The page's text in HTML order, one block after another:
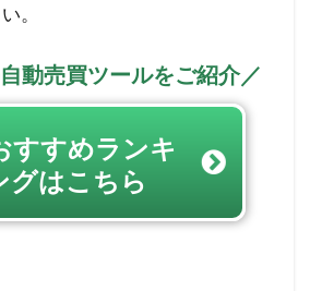
。
動売買ツールをご紹介／
すすめランキ
グはこちら